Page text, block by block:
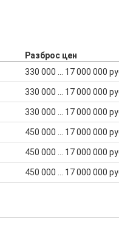
Разброс цен
330 000 ... 17 000 000
330 000 ... 17 000 000
330 000 ... 17 000 000
450 000 ... 17 000 000
450 000 ... 17 000 000
450 000 ... 17 000 000